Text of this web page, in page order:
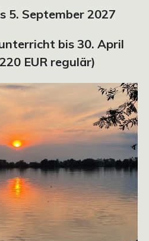
5. September 2027
bis 30. April
EUR regulär)